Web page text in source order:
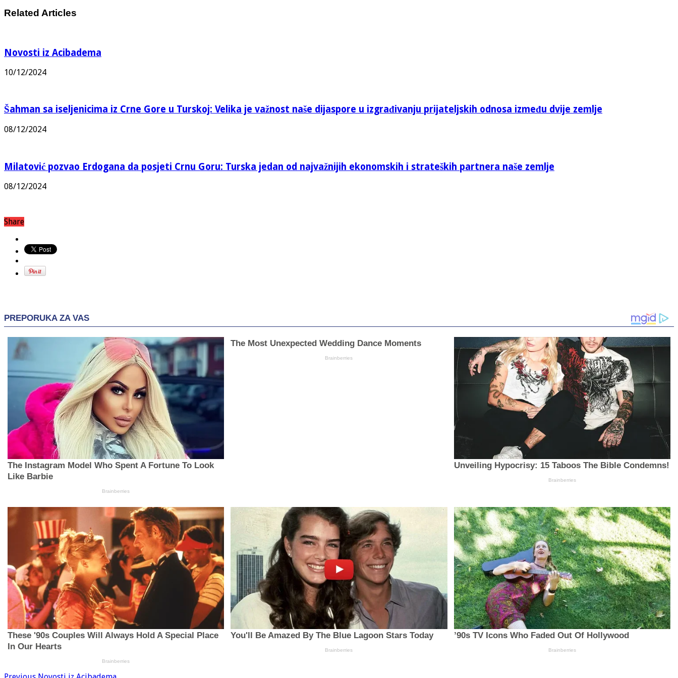
Related Articles
Novosti iz Acibadema
10/12/2024
Šahman sa iseljenicima iz Crne Gore u Turskoj: Velika je važnost naše dijaspore u izgrađivanju prijateljskih odnosa između dvije zemlje
08/12/2024
Milatović pozvao Erdogana da posjeti Crnu Goru: Turska jedan od najvažnijih ekonomskih i strateških partnera naše zemlje
08/12/2024
Share